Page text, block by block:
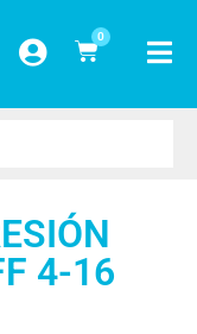
0
4-16